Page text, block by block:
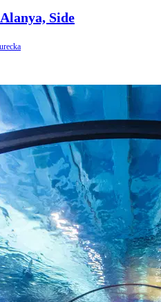
Side